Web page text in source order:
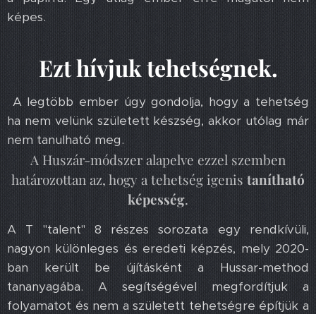
képes.
Ezt hívjuk tehetségnek.
A legtöbb ember úgy gondolja, hogy a tehetség
ha nem velünk született készség, akkor utólag már
nem tanulható meg.
A Huszár-módszer alapelve ezzel szemben
határozottan az, hogy a tehetség igenis tanítható
képesség.
A T "talent" 8 részes sorozata egy rendkívüli,
nagyon különleges és eredeti képzés, mely 2020-
ban került be újításként a Hussar-method
tananyagába. A segítségével megfordítjuk a
folyamatot és nem a született tehetségre építjük a